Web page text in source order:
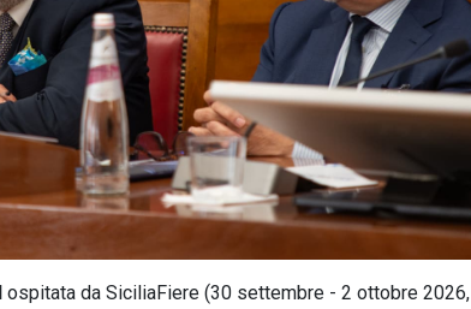
ospitata da SiciliaFiere (30 settembre - 2 ottobre 2026,